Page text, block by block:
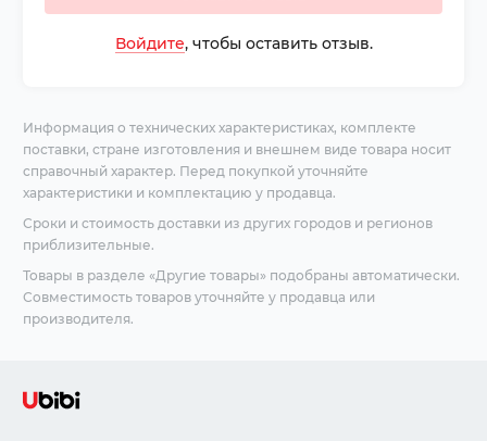
Войдите, чтобы оставить отзыв.
Информация о технических характеристиках, комплекте
поставки, стране изготовления и внешнем виде товара носит
справочный характер. Перед покупкой уточняйте
характеристики и комплектацию у продавца.
Сроки и стоимость доставки из других городов и регионов
приблизительные.
Товары в разделе «Другие товары» подобраны автоматически.
Совместимость товаров уточняйте у продавца или
производителя.